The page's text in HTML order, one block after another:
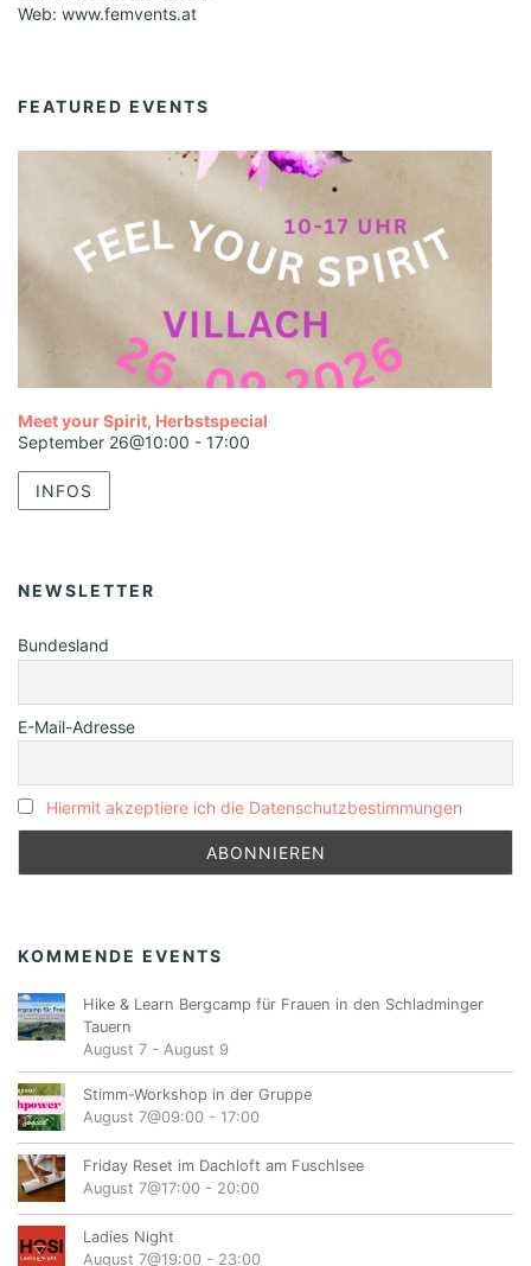
Web: www.femvents.at
FEATURED EVENTS
Meet your Spirit, Herbstspecial
September 26@10:00 - 17:00
INFOS
NEWSLETTER
Bundesland
E-Mail-Adresse
Hiermit akzeptiere ich die Datenschutzbestimmungen
KOMMENDE EVENTS
Hike & Learn Bergcamp für Frauen in den Schladminger
Tauern
August 7 - August 9
Stimm-Workshop in der Gruppe
August 7@09:00 - 17:00
Friday Reset im Dachloft am Fuschlsee
August 7@17:00 - 20:00
Ladies Night
August 7@19:00 - 23:00